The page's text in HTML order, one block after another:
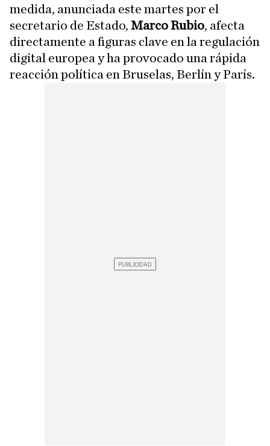
medida, anunciada este martes por el
secretario de Estado, Marco Rubio, afecta
directamente a figuras clave en la regulación
digital europea y ha provocado una rápida
reacción política en Bruselas, Berlín y París.